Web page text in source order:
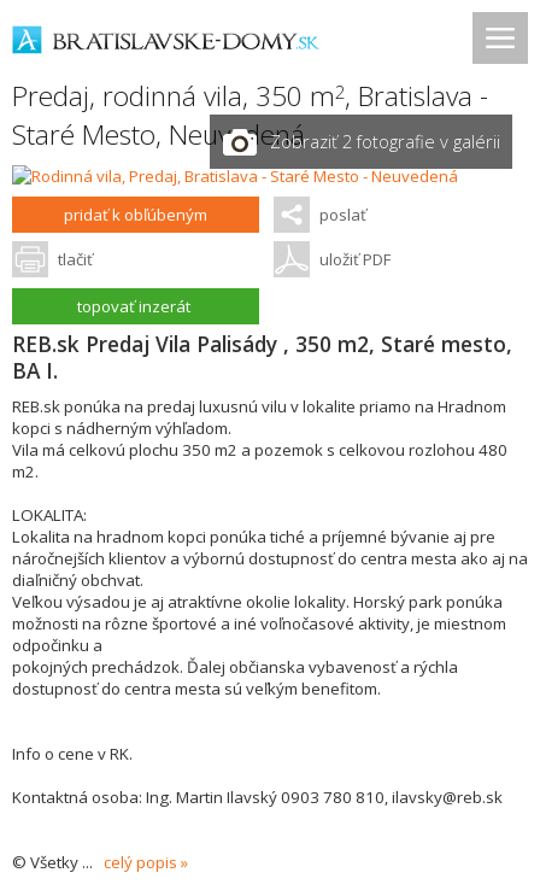
Predaj, rodinná vila, 350 m2, Bratislava -
Staré Mesto, NeuvedenáZobraziť 2 fotografie v galérii
pridať k obľúbeným poslať
tlačiť uložiť PDF
topovať inzerát
REB.sk Predaj Vila Palisády , 350 m2, Staré mesto,
BA I.
REB.sk ponúka na predaj luxusnú vilu v lokalite priamo na Hradnom
kopci s nádherným výhľadom.
Vila má celkovú plochu 350 m2 a pozemok s celkovou rozlohou 480
m2.
LOKALITA:
Lokalita na hradnom kopci ponúka tiché a príjemné bývanie aj pre
náročnejších klientov a výbornú dostupnosť do centra mesta ako aj na
diaľničný obchvat.
Veľkou výsadou je aj atraktívne okolie lokality. Horský park ponúka
možnosti na rôzne športové a iné voľnočasové aktivity, je miestnom
odpočinku a
pokojných prechádzok. Ďalej občianska vybavenosť a rýchla
dostupnosť do centra mesta sú veľkým benefitom.
Info o cene v RK.
Kontaktná osoba: Ing. Martin Ilavský 0903 780 810, ilavsky@reb.sk
© Všetky ... celý popis